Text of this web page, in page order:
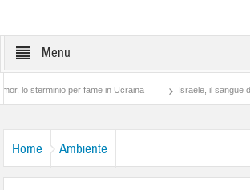
Menu
per fame in Ucraina Israele, il sangue degli altri
Home Ambiente